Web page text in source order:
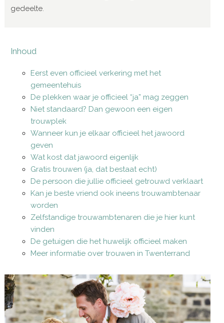
gedeelte.
Inhoud
Eerst even officieel verkering met het
gemeentehuis
De plekken waar je officieel “ja” mag zeggen
Niet standaard? Dan gewoon een eigen
trouwplek
Wanneer kun je elkaar officieel het jawoord
geven
Wat kost dat jawoord eigenlijk
Gratis trouwen (ja, dat bestaat echt)
De persoon die jullie officieel getrouwd verklaart
Kan je beste vriend ook ineens trouwambtenaar
worden
Zelfstandige trouwambtenaren die je hier kunt
vinden
De getuigen die het huwelijk officieel maken
Meer informatie over trouwen in Twenterrand